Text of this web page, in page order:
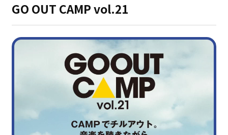
GO OUT CAMP vol.21